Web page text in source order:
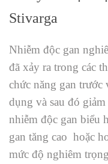
Stivarga
Nhiễm độc gan
đã xảy ra trong các
chức năng gan
dụng và sau đó
nhiễm độc gan biểu
gan tăng cao hoặc
mức độ nghiêm